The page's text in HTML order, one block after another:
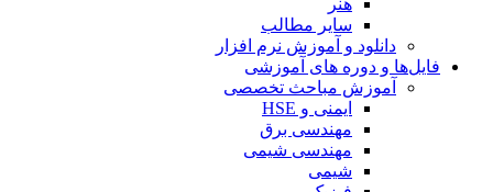
سایر مطالب
دانلود و آموزش نرم افزار
فایل‌ها و دوره های آموزشی
آموزش مباحث تخصصی
ایمنی و HSE
مهندسی برق
مهندسی شیمی
شیمی